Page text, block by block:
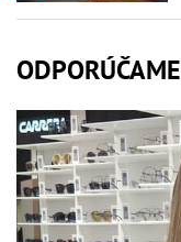
ODPORÚČAME